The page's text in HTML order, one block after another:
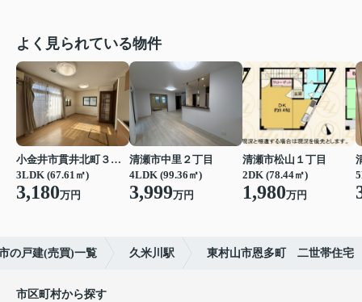
よく見られている物件
小金井市貫井北町３丁目
3LDK (67.61㎡)
3,180万円
清瀬市中里２丁目
4LDK (99.36㎡)
3,999万円
清瀬市松山１丁目
2DK (78.44㎡)
1,980万円
の戸建(売買)一覧 久米川駅 東村山市恩多町 二世帯住宅
市区町村から探す